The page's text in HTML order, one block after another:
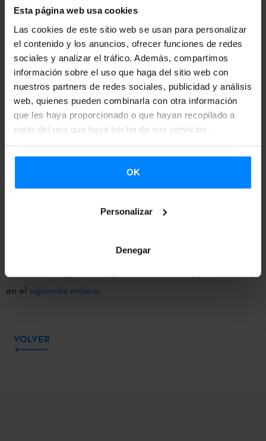
Esta página web usa cookies
Las cookies de este sitio web se usan para personalizar
el contenido y los anuncios, ofrecer funciones de redes
sociales y analizar el tráfico. Además, compartimos
información sobre el uso que haga del sitio web con
nuestros partners de redes sociales, publicidad y análisis
web, quienes pueden combinarla con otra información
que les haya proporcionado o que hayan recopilado a
partir del uso que haya hecho de sus servicios.
OK
Personalizar
Denegar
promoción elaborado por la editorial que ha publicado
ayuda de 2.000 euros para venir a recoger el premio o
continuar con su labor de promoción en el país donde se
ha publicado la obra literaria (presentaciones, campañas
publicitarias, etc.).
El plazo de presentación de candidaturas estará abierto
hasta el 26 de junio y la entrega de premios tendrá lugar en
el marco del Día Internacional de los Traductores (30 de
septiembre), en el lugar y fecha que acordarán más
adelante Etxepare Euskal Institutua y LABORAL Kutxa. El
jurado estará compuesto por representantes del ámbito
Las bases del premio se pueden encontrar a partir de hoy
en el siguiente enlace.
VOLVER